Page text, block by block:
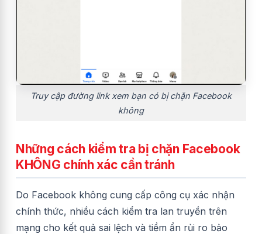
Truy cập đường link xem bạn có bị chặn Facebook
không
Những cách kiểm tra bị chặn Facebook
KHÔNG chính xác cần tránh
Do Facebook không cung cấp công cụ xác nhận
chính thức, nhiều cách kiểm tra lan truyền trên
mạng cho kết quả sai lệch và tiềm ẩn rủi ro bảo